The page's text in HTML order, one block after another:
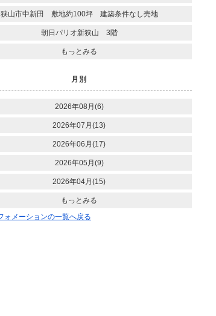
狭山市中新田 敷地約100坪 建築条件なし売地
朝日パリオ新狭山 3階
もっとみる
月別
2026年08月(6)
2026年07月(13)
2026年06月(17)
2026年05月(9)
2026年04月(15)
もっとみる
ォメーションの一覧へ戻る